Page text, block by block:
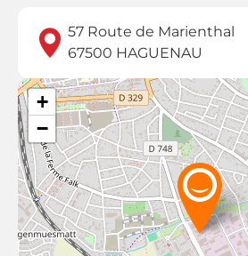
57 Route de Marienthal
67500 HAGUENAU
+
−